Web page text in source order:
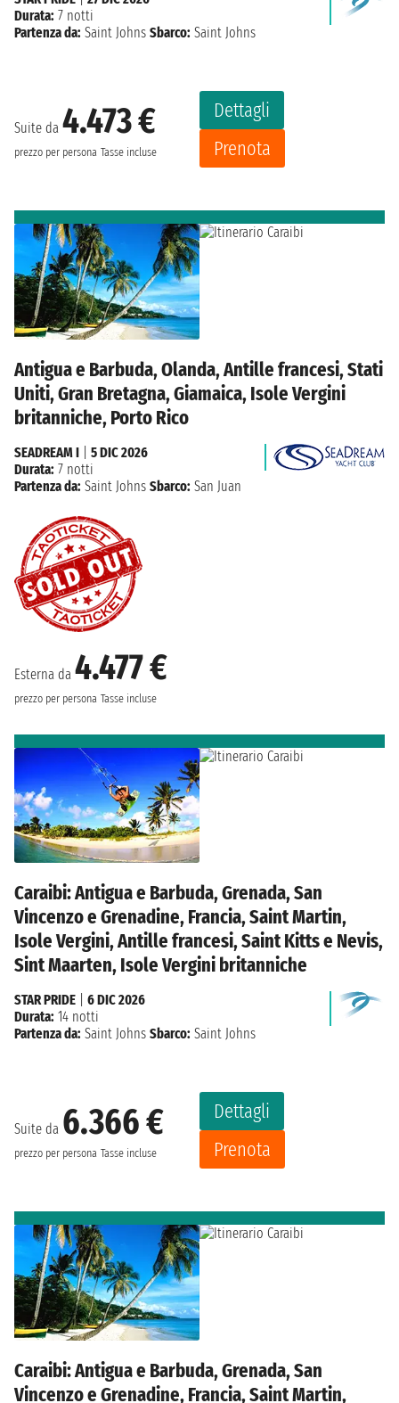
Suite da 4.473 €
prezzo per persona Tasse incluse
Dettagli
Prenota
Durata: 7 notti
Partenza da: Saint Johns Sbarco: Saint Johns
Antigua e Barbuda, Olanda, Antille francesi, Stati
Uniti, Gran Bretagna, Giamaica, Isole Vergini
britanniche, Porto Rico
Esterna da 4.477 €
prezzo per persona Tasse incluse
SEADREAM I
5 DIC 2026
Durata: 7 notti
Partenza da: Saint Johns Sbarco: San Juan
Caraibi: Antigua e Barbuda, Grenada, San
Vincenzo e Grenadine, Francia, Saint Martin,
Isole Vergini, Antille francesi, Saint Kitts e Nevis,
Sint Maarten, Isole Vergini britanniche
Suite da 6.366 €
prezzo per persona Tasse incluse
Dettagli
Prenota
STAR PRIDE
6 DIC 2026
Durata: 14 notti
Partenza da: Saint Johns Sbarco: Saint Johns
Caraibi: Antigua e Barbuda, Grenada, San
Vincenzo e Grenadine, Francia, Saint Martin,